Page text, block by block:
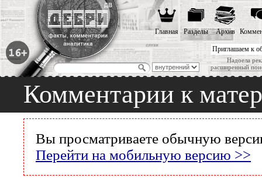
Приглашаем к
Надоела
расширенный
Главная Разделы Архив
Комментарии к
Вы просматриваете обычную
Перейти на мобильную версию >>